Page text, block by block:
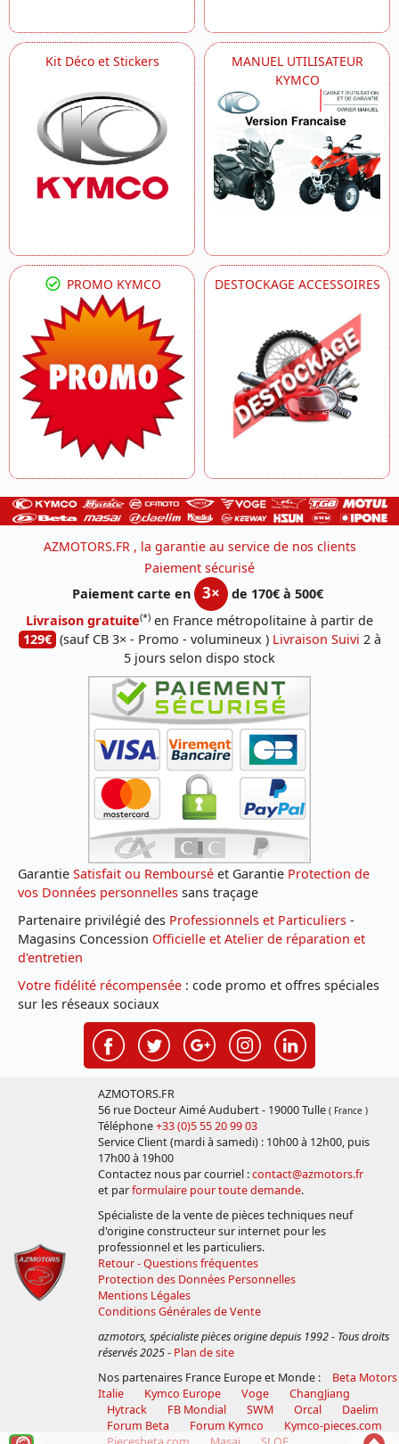
Kit Déco et Stickers
MANUEL UTILISATEUR
KYMCO
PROMO KYMCO DESTOCKAGE ACCESSOIRES
AZMOTORS.FR , la garantie au service de nos clients
Paiement sécurisé
Paiement carte en
3×
de 170€ à 500€
Livraison gratuite(*) en France métropolitaine à partir de
129€ (sauf CB 3× - Promo - volumineux ) Livraison Suivi 2 à
5 jours selon dispo stock
Garantie Satisfait ou Remboursé et Garantie Protection de
vos Données personnelles sans traçage
Partenaire privilégié des Professionnels et Particuliers -
Magasins Concession Officielle et Atelier de réparation et
d'entretien
Votre fidélité récompensée : code promo et offres spéciales
sur les réseaux sociaux
AZMOTORS.FR
56 rue Docteur Aimé Audubert - 19000 Tulle ( France )
Téléphone+33 (0)5 55 20 99 03
Service Client (mardi à samedi) : 10h00 à 12h00, puis
17h00 à 19h00
Contactez nous par courriel :contact@azmotors.fr
et parformulaire pour toute demande.
Spécialiste de la vente de pièces techniques neuf
d'origine constructeur sur internet pour les
professionnel et les particuliers.
Retour - Questions fréquentes
Protection des Données Personnelles
Mentions Légales
Conditions Générales de Vente
azmotors, spécialiste pièces origine depuis 1992 - Tous droits
réservés 2025- Plan de site
Nos partenaires France Europe et Monde :
Beta Motors
Italie
Kymco Europe Voge
ChangJiang
Hytrack
FB Mondial SWM Orcal
Daelim
Forum Beta
Forum Kymco
Kymco-pieces.com